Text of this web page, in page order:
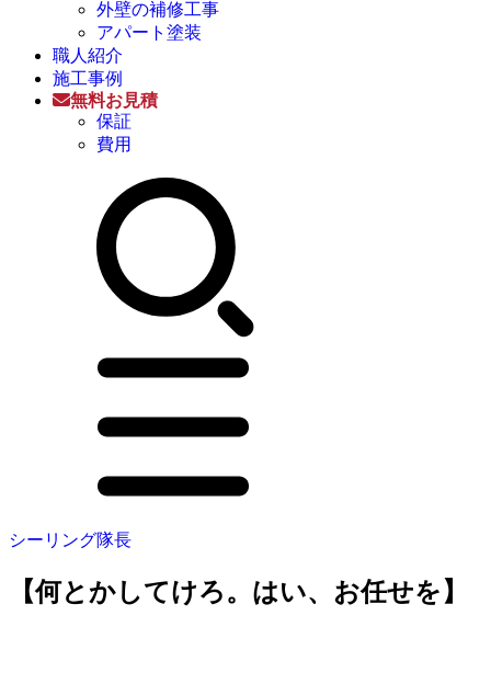
外壁の補修工事
アパート塗装
職人紹介
施工事例
無料お見積
保証
費用
シーリング隊長
【何とかしてけろ。はい、お任せを】